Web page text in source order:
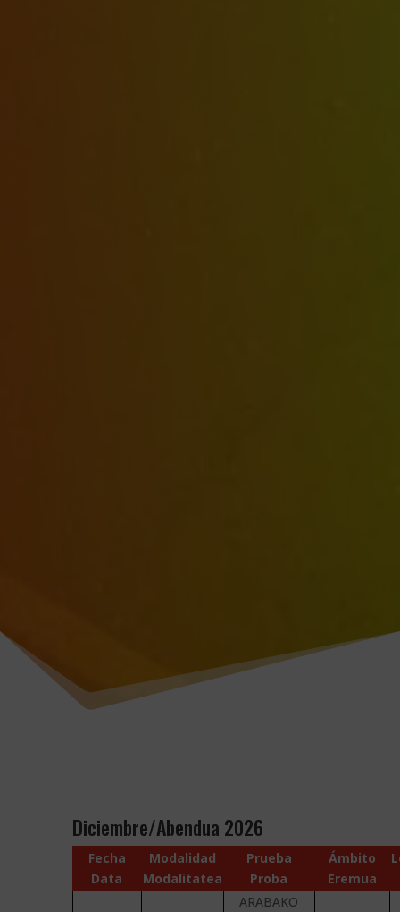
Diciembre/Abendua 2026
Fecha
Data
Modalidad
Modalitatea
Prueba
Proba
Ámbito
Eremua
ARABAKO